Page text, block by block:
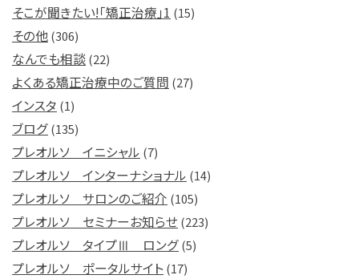
そこが聞きたい!「矯正治療」1 (15)
その他(306)
なんでも相談(22)
よくある矯正治療中のご質問 (27)
インスタ (1)
ブログ(135)
プレオルソ イニシャル (7)
プレオルソ インターナショナル (14)
プレオルソ サロンのご紹介 (105)
プレオルソ セミナーお知らせ(223)
プレオルソ タイプⅢ ロング(5)
プレオルソ ポータルサイト(17)